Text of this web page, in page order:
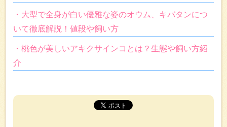
・大型で全身が白い優雅な姿のオウム、キバタンにつ
いて徹底解説！値段や飼い方
・桃色が美しいアキクサインコとは？生態や飼い方紹
介